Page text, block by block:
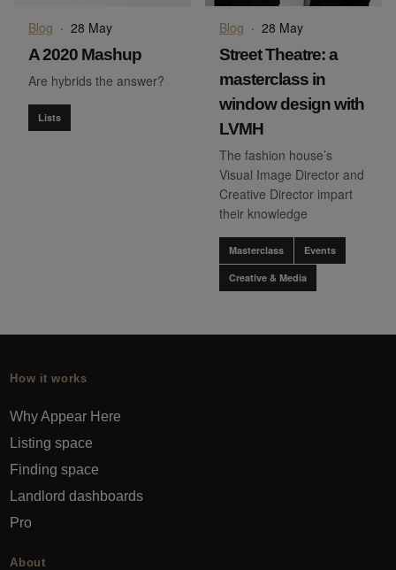
Blog · 28 May
A 2020 Mashup
Are hybrids the answer?
Lists
Blog · 28 May
Street Theatre: a
masterclass in
window design with
LVMH
The fashion house’s
Visual Image Director and
Creative Director impart
their knowledge
Masterclass Events
Creative & Media
How it works
Why Appear Here
Listing space
Finding space
Landlord dashboards
Pro
About